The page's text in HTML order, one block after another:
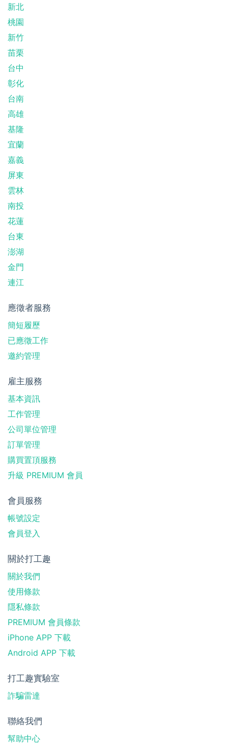
新北
桃園
新竹
苗栗
台中
彰化
台南
高雄
基隆
宜蘭
嘉義
屏東
雲林
南投
花蓮
台東
澎湖
金門
連江
應徵者服務
簡短履歷
已應徵工作
邀約管理
雇主服務
基本資訊
工作管理
公司單位管理
訂單管理
購買置頂服務
升級 PREMIUM 會員
會員服務
帳號設定
會員登入
關於打工趣
關於我們
使用條款
隱私條款
PREMIUM 會員條款
iPhone APP 下載
Android APP 下載
打工趣實驗室
詐騙雷達
聯絡我們
幫助中心